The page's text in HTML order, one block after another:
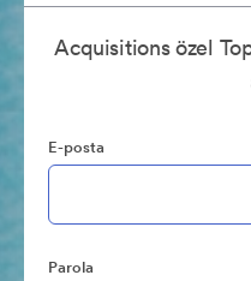
Acquisitions özel
E-posta
Parola